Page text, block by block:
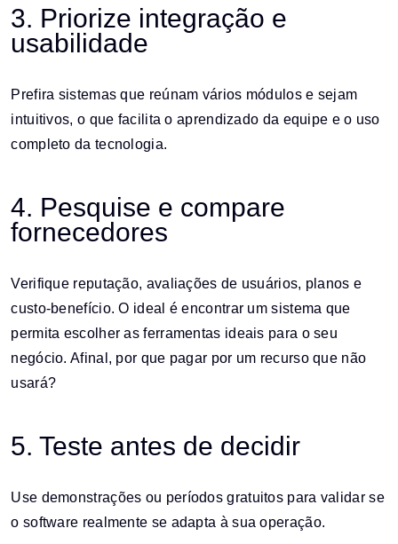
3. Priorize integração e
usabilidade
Prefira sistemas que reúnam vários módulos e sejam
intuitivos, o que facilita o aprendizado da equipe e o uso
completo da tecnologia.
4. Pesquise e compare
fornecedores
Verifique reputação, avaliações de usuários, planos e
custo-benefício. O ideal é encontrar um sistema que
permita escolher as ferramentas ideais para o seu
negócio. Afinal, por que pagar por um recurso que não
usará?
5. Teste antes de decidir
Use demonstrações ou períodos gratuitos para validar se
o software realmente se adapta à sua operação.